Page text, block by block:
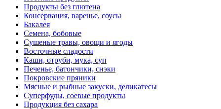
Продукты без глютена
Консервация, варенье, соусы
Бакалея
Семена, бобовые
Сушеные травы, овощи и ягоды
Восточные сладости
Каши, отруби, мука, суп
Печенье, батончики, снэки
Покровские пряники
Мясные и рыбные закуски, деликатесы
Суперфуды, соевые продукты
Продукция без сахара